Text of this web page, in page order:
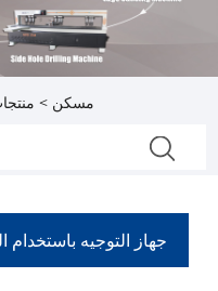
مسكن >
جهاز التوجيه باستخدام